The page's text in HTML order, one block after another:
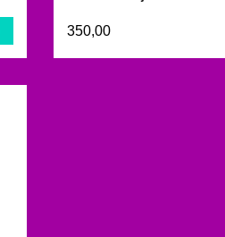
350,00